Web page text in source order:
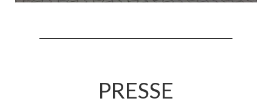
Benefizkonzert 2021
PRESSE